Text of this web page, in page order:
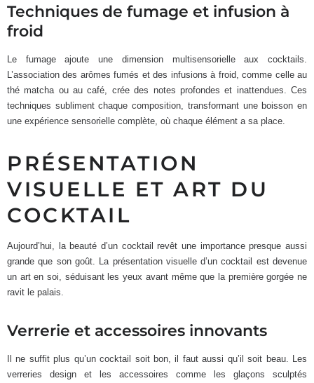
Techniques de fumage et infusion à
froid
Le fumage ajoute une dimension multisensorielle aux cocktails.
L’association des arômes fumés et des infusions à froid, comme celle au
thé matcha ou au café, crée des notes profondes et inattendues. Ces
techniques subliment chaque composition, transformant une boisson en
une expérience sensorielle complète, où chaque élément a sa place.
PRÉSENTATION
VISUELLE ET ART DU
COCKTAIL
Aujourd’hui, la beauté d’un cocktail revêt une importance presque aussi
grande que son goût. La présentation visuelle d’un cocktail est devenue
un art en soi, séduisant les yeux avant même que la première gorgée ne
ravit le palais.
Verrerie et accessoires innovants
Il ne suffit plus qu’un cocktail soit bon, il faut aussi qu’il soit beau. Les
verreries design et les accessoires comme les glaçons sculptés